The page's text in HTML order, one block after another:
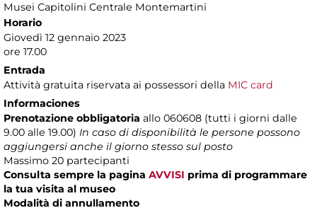
Musei Capitolini Centrale Montemartini
Horario
Giovedì 12 gennaio 2023
ore 17.00
Entrada
Attività gratuita riservata ai possessori della MIC card
Informaciones
Prenotazione obbligatoria allo 060608 (tutti i giorni dalle
9.00 alle 19.00) In caso di disponibilità le persone possono
aggiungersi anche il giorno stesso sul posto
Massimo 20 partecipanti
Consulta sempre la pagina AVVISI prima di programmare
la tua visita al museo
Modalità di annullamento